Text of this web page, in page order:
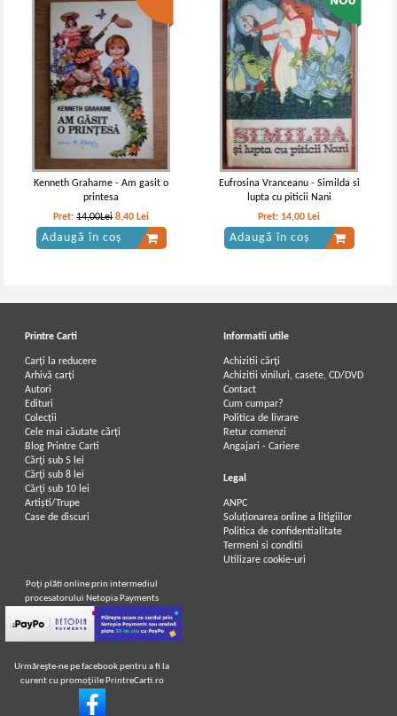
Kenneth Grahame - Am gasit o
printesa
Pret:14,00Lei 8,40 Lei
Adaugă în coș
Eufrosina Vranceanu - Similda si
lupta cu piticii Nani
Pret: 14,00 Lei
Adaugă în coș
Printre Carti
Carți la reducere
Arhivă carți
Autori
Edituri
Colecții
Cele mai căutate cărți
Blog Printre Carti
Cărţi sub 5 lei
Cărţi sub 8 lei
Cărţi sub 10 lei
Artiști/Trupe
Case de discuri
Informatii utile
Achizitii cărți
Achizitii viniluri, casete, CD/DVD
Contact
Cum cumpar?
Politica de livrare
Retur comenzi
Angajari - Cariere
Legal
ANPC
Soluționarea online a litigiilor
Politica de confidentialitate
Termeni si conditii
Utilizare cookie-uri
Poţi plăti online prin intermediul
procesatorului Netopia Payments
Urmăreşte-ne pe facebook pentru a fi la
curent cu promoţiile PrintreCarti.ro